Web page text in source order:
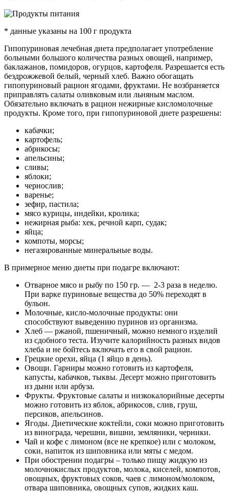
* данные указаны на 100 г продукта
Гипопуриновая лечебная диета предполагает употребление
больными большого количества разных овощей, например,
баклажанов, помидоров, огурцов, картофеля. Разрешается есть
бездрожжевой белый, черный хлеб. Важно обогащать
гипопуриновый рацион ягодами, фруктами. Не возбраняется
приправлять салаты оливковым или льняным маслом.
Обязательно включать в рацион нежирные кисломолочные
продукты. Кроме того, при гипопуриновой диете разрешены:
кабачки;
картофель;
абрикосы;
апельсины;
сливы;
яблоки;
чернослив;
варенье;
зефир, пастила;
мясо курицы, индейки, кролика;
нежирная рыба: хек, речной карп, судак;
яйца;
компоты, морсы;
негазированные минеральные воды.
В примерное меню диеты при подагре включают:
Отварное мясо и рыбу по 150 гр. — 2-3 раза в неделю.
При варке пуриновые вещества до 50% переходят в
бульон.
Молочные, кисло-молочные продукты: они
способствуют выведению пуринов из организма.
Хлеб — ржаной, пшеничный, можно немного изделий
из сдобного теста. Изучите калорийность разных видов
хлеба и не бойтесь включать его в свой рацион.
Грецкие орехи, яйца (1 яйцо в день).
Овощи. Гарниры можно готовить из картофеля,
капусты, кабачков, тыквы. Десерт можно приготовить
из дыни или арбуза.
Фрукты. Фруктовые салаты и низкокалорийные десерты
можно готовить из яблок, абрикосов, слив, груш,
персиков, апельсинов.
Ягоды. Диетические коктейли, соки можно приготовить
из винограда, черешни, вишни, земляники, черники.
Чай и кофе с лимоном (все не крепкое) или с молоком,
соки, напиток из шиповника или мяты с медом.
При обострении подагры – только пищу жидкую из
молочнокислых продуктов, молока, киселей, компотов,
овощных, фруктовых соков, чаев с лимоном/молоком,
отвара шиповника, овощных супов, жидких каш.